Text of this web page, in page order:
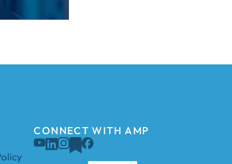
CONNECT WITH AMP